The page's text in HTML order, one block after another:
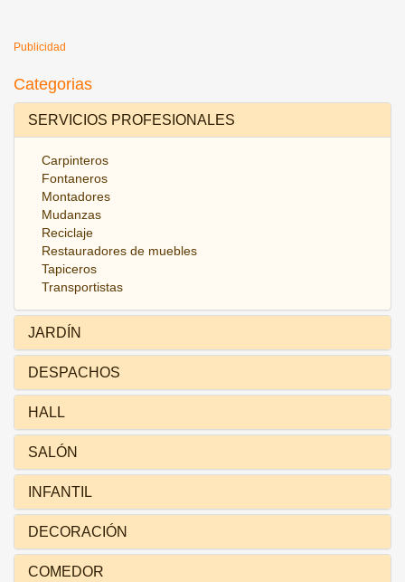
Publicidad
Categorias
SERVICIOS PROFESIONALES
Carpinteros
Fontaneros
Montadores
Mudanzas
Reciclaje
Restauradores de muebles
Tapiceros
Transportistas
JARDÍN
DESPACHOS
HALL
SALÓN
INFANTIL
DECORACIÓN
COMEDOR